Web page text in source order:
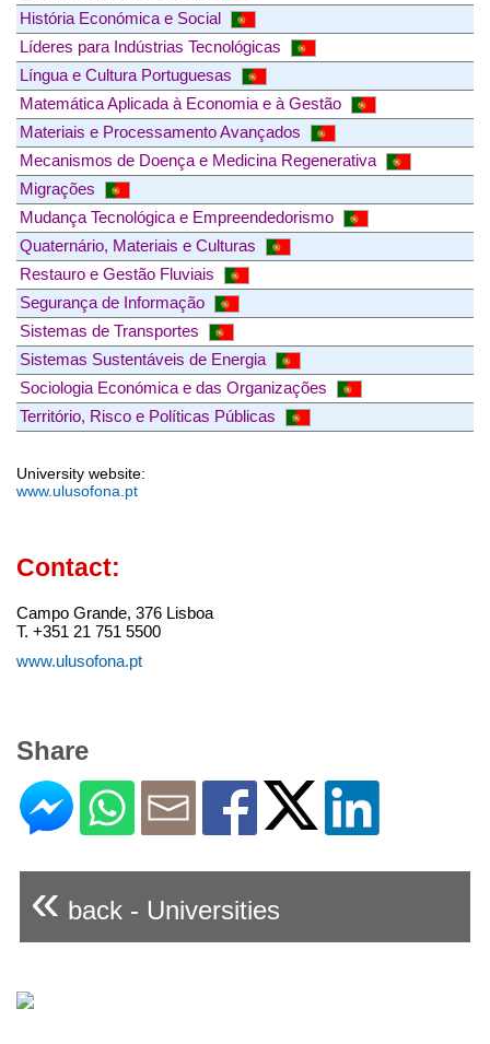
História Económica e Social
Líderes para Indústrias Tecnológicas
Língua e Cultura Portuguesas
Matemática Aplicada à Economia e à Gestão
Materiais e Processamento Avançados
Mecanismos de Doença e Medicina Regenerativa
Migrações
Mudança Tecnológica e Empreendedorismo
Quaternário, Materiais e Culturas
Restauro e Gestão Fluviais
Segurança de Informação
Sistemas de Transportes
Sistemas Sustentáveis de Energia
Sociologia Económica e das Organizações
Território, Risco e Políticas Públicas
University website:
www.ulusofona.pt
Contact:
Campo Grande, 376 Lisboa
T. +351 21 751 5500
www.ulusofona.pt
Share
« back - Universities